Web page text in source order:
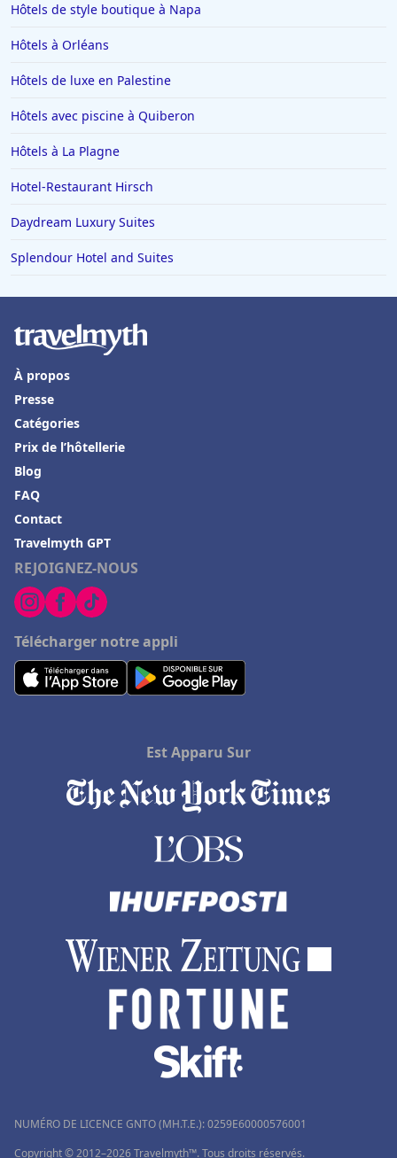
Hôtels au Québec
Hôtels à Carcassonne
Hôtels à Bouc-Bel-Air
Hôtels à Mortagne-au-Perche
Hôtels en Alsace
Hôtels à Lacaune
Hôtels à Bergame
Hôtels à LʼIsle-sur-la-Sorgue
Hôtels à Palavas-les-Flots
Hôtels au Canada
Hôtels à Château-Chinon
Hôtels à Grignan
Hôtels à Salon-de-Provence
Hôtels à Locronan
Hôtels à La Plagne
Hôtels à Lege-Cap-Ferret
Hôtels à Chaumont-sur-Loire
Hôtels de style boutique à Napa
Hôtels à Orléans
Hôtels de luxe en Palestine
Hôtels avec piscine à Quiberon
Hôtels à La Plagne
Hotel-Restaurant Hirsch
Daydream Luxury Suites
Splendour Hotel and Suites
REJOIGNEZ-NOUS
Télécharger notre appli
À propos
Presse
Catégories
Prix de l’hôtellerie
Blog
FAQ
Contact
Travelmyth GPT
Est Apparu Sur
NUMÉRO DE LICENCE GNTO (MH.T.E.): 0259Ε60000576001
Copyright © 2012–2026 Travelmyth™. Tous droits réservés.